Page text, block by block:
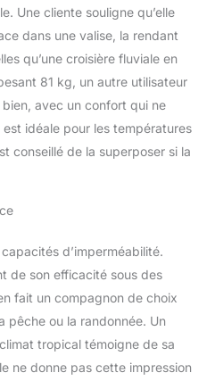
20 K, 100 %
Résistant
au vent HUK
la construction
limitent la
de vent qui
atteint votre corps, vous
gardant au chaud et
Extensible : le
veste de pêche vous
la flexibilité et
dont vous
conservant la forme et
l'ajustement
Une cliente souligne qu’elle
dans une valise, la rendant
qu’une croisière fluviale en
81 kg, un autre utilisateur
avec un confort qui ne
idéale pour les températures
conseillé de la superposer si la
d’imperméabilité.
de son efficacité sous des
fait un compagnon de choix
pêche ou la randonnée. Un
tropical témoigne de sa
ne donne pas cette impression